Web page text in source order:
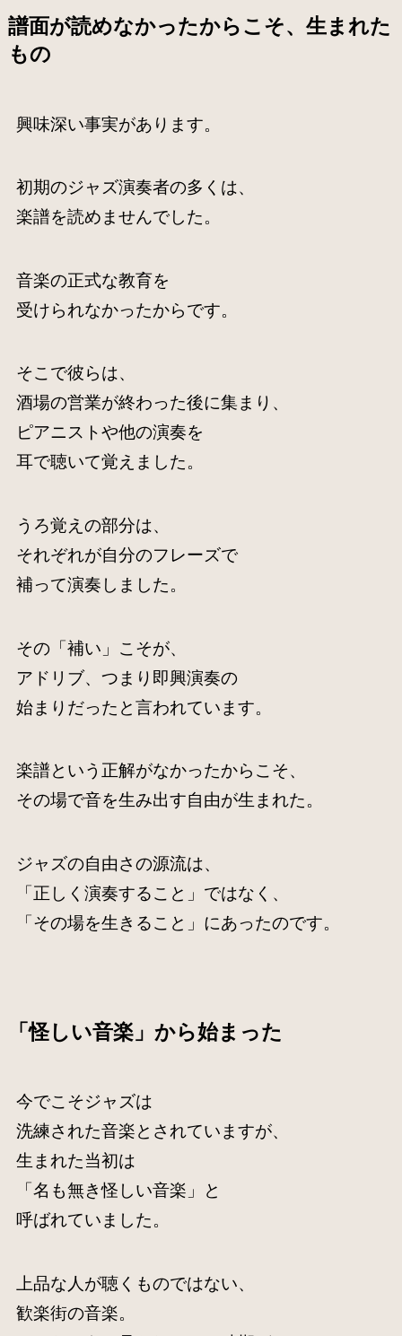
譜面が読めなかったからこそ、生まれた
もの
興味深い事実があります。
初期のジャズ演奏者の多くは、
楽譜を読めませんでした。
音楽の正式な教育を
受けられなかったからです。
そこで彼らは、
酒場の営業が終わった後に集まり、
ピアニストや他の演奏を
耳で聴いて覚えました。
うろ覚えの部分は、
それぞれが自分のフレーズで
補って演奏しました。
その「補い」こそが、
アドリブ、つまり即興演奏の
始まりだったと言われています。
楽譜という正解がなかったからこそ、
その場で音を生み出す自由が生まれた。
ジャズの自由さの源流は、
「正しく演奏すること」ではなく、
「その場を生きること」にあったのです。
「怪しい音楽」から始まった
今でこそジャズは
洗練された音楽とされていますが、
生まれた当初は
「名も無き怪しい音楽」と
呼ばれていました。
上品な人が聴くものではない、
歓楽街の音楽。